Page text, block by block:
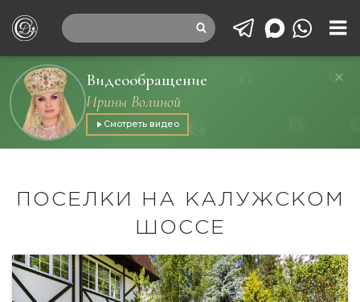
Видеообращение
Ирины Волиной
Смотреть видео
ПОСЕЛКИ НА КАЛУЖСКОМ
ШОССЕ